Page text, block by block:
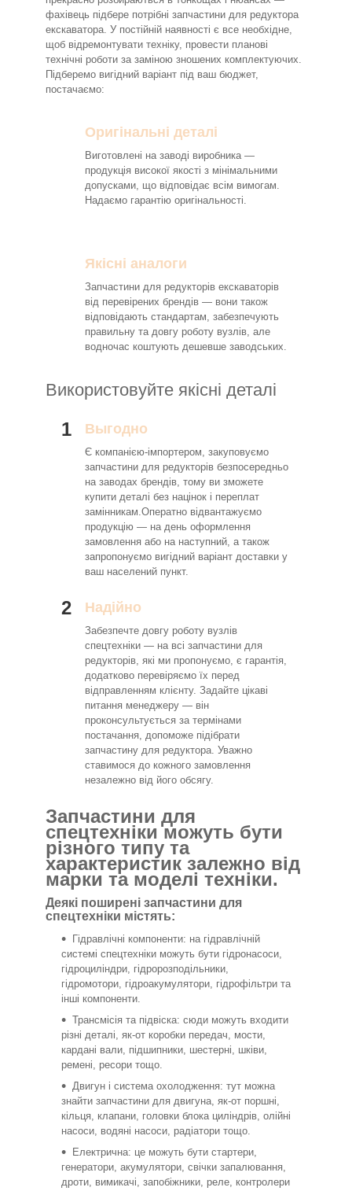
фахівець підбере потрібні запчастини для редуктора
екскаватора. У постійній наявності є все необхідне,
щоб відремонтувати техніку, провести планові
технічні роботи за заміною зношених комплектуючих.
Підберемо вигідний варіант під ваш бюджет,
постачаємо:
Оригінальні деталі
Виготовлені на заводі виробника —
продукція високої якості з мінімальними
допусками, що відповідає всім вимогам.
Надаємо гарантію оригінальності.
Якісні аналоги
Запчастини для редукторів екскаваторів
від перевірених брендів — вони також
відповідають стандартам, забезпечують
правильну та довгу роботу вузлів, але
водночас коштують дешевше заводських.
Використовуйте якісні деталі
1 Выгодно
Є компанією-імпортером, закуповуємо
запчастини для редукторів безпосередньо
на заводах брендів, тому ви зможете
купити деталі без націнок і переплат
замінникам.Оператно відвантажуємо
продукцію — на день оформлення
замовлення або на наступний, а також
запропонуємо вигідний варіант доставки у
ваш населений пункт.
2 Надійно
Забезпечте довгу роботу вузлів
спецтехніки — на всі запчастини для
редукторів, які ми пропонуємо, є гарантія,
додатково перевіряємо їх перед
відправленням клієнту. Задайте цікаві
питання менеджеру — він
проконсультується за термінами
постачання, допоможе підібрати
запчастину для редуктора. Уважно
ставимося до кожного замовлення
незалежно від його обсягу.
Запчастини для
спецтехніки можуть бути
різного типу та
характеристик залежно від
марки та моделі техніки.
Деякі поширені запчастини для
спецтехніки містять:
Гідравлічні компоненти: на гідравлічній
системі спецтехніки можуть бути гідронасоси,
гідроциліндри, гідророзподільники,
гідромотори, гідроакумулятори, гідрофільтри та
інші компоненти.
Трансмісія та підвіска: сюди можуть входити
різні деталі, як-от коробки передач, мости,
кардані вали, підшипники, шестерні, шківи,
ремені, ресори тощо.
Двигун і система охолодження: тут можна
знайти запчастини для двигуна, як-от поршні,
кільця, клапани, головки блока циліндрів, олійні
насоси, водяні насоси, радіатори тощо.
Електрична: це можуть бути стартери,
генератори, акумулятори, свічки запалювання,
дроти, вимикачі, запобіжники, реле, контролери